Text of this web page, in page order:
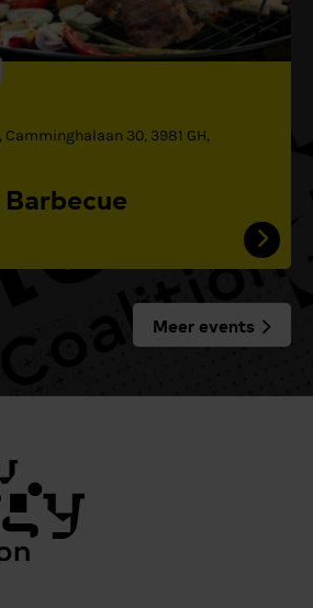
Camminghalaan 30, 3981 GH,
Meer events